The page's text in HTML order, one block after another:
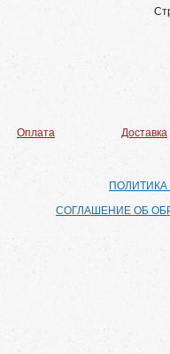
Оплата Доставка
СОГЛАШЕНИЕ ОБ